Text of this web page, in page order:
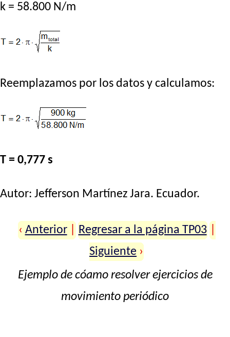
k = 58.800 N/m
Reemplazamos por los datos y calculamos:
T = 0,777 s
Autor: Jefferson Martínez Jara. Ecuador.
‹ Anterior Regresar a la página TP03
Siguiente ›
Ejemplo de cóamo resolver ejercicios de
movimiento periódico